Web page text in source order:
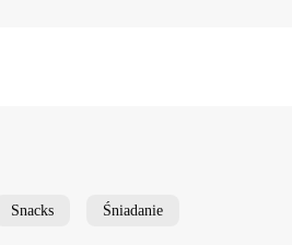
Snacks Śniadanie